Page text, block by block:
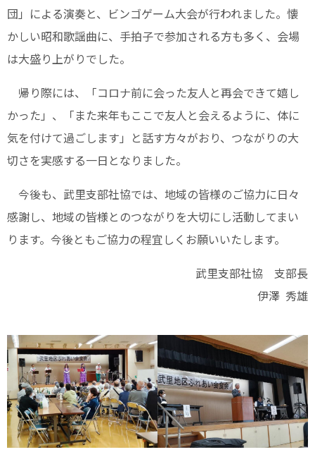
団」による演奏と、ビンゴゲーム大会が行われました。懐
かしい昭和歌謡曲に、手拍子で参加される方も多く、会場
は大盛り上がりでした。
帰り際には、「コロナ前に会った友人と再会できて嬉し
かった」、「また来年もここで友人と会えるように、体に
気を付けて過ごします」と話す方々がおり、つながりの大
切さを実感する一日となりました。
今後も、武里支部社協では、地域の皆様のご協力に日々
感謝し、地域の皆様とのつながりを大切にし活動してまい
ります。今後ともご協力の程宜しくお願いいたします。
武里支部社協 支部長
伊澤 秀雄